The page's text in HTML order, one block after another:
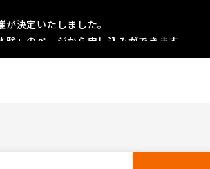
決定いたしました。
験」のページから申し込みができます。